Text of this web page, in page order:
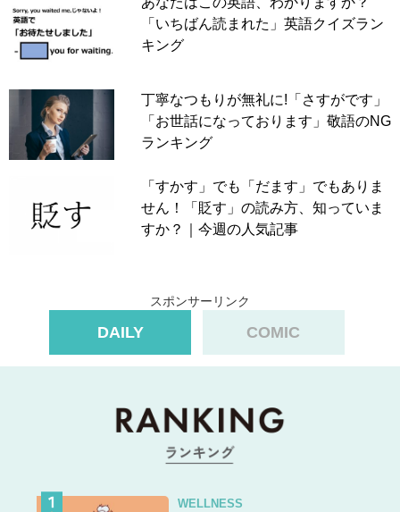
「いちばん読まれた」英語クイズラン
キング
丁寧なつもりが無礼に!「さすがです」
「お世話になっております」敬語のNG
ランキング
「すかす」でも「だます」でもありま
せん！「貶す」の読み方、知っていま
すか？｜今週の人気記事
スポンサーリンク
DAILY COMIC
WELLNESS